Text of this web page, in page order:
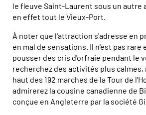
le fleuve Saint-Laurent sous un autre
en effet tout le Vieux-Port.
À noter que l'attraction s'adresse en
en mal de sensations. Il n'est pas rare
pousser des cris d'orfraie pendant le
recherchez des activités plus calmes,
haut des 192 marches de la Tour de
admirerez la cousine canadienne de
conçue en Angleterre par la société